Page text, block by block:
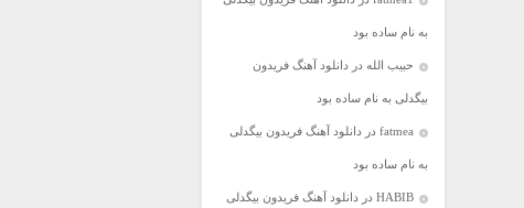
محمد رضا گلزار
محمد علیزاده
مرتضی اشرفی
مرتضی سرمدی
مهدی جهانی
مهدی یغمایی
به نام ساده بود
حبیب الله در دانلود آهنگ فریدون
بیگدلی به نام ساده بود
fatmea در دانلود آهنگ فریدون بیگدلی
به نام ساده بود
HABIB در دانلود آهنگ فریدون بیگدلی